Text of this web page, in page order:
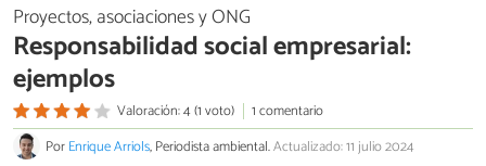
Proyectos, asociaciones y ONG
Responsabilidad social empresarial:
ejemplos
Valoración: 4 (1 voto)
1 comentario
PorEnrique Arriols, Periodista ambiental.Actualizado: 11 julio 2024